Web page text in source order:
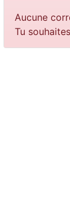
Aucune
Tu